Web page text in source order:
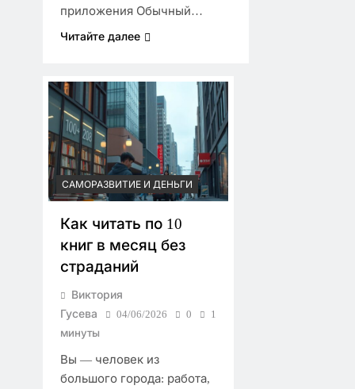
приложения Обычный…
Читайте далее
САМОРАЗВИТИЕ И ДЕНЬГИ
Как читать по 10
книг в месяц без
страданий
Виктория
Гусева
04/06/2026 0
1
минуты
Вы — человек из
большого города: работа,